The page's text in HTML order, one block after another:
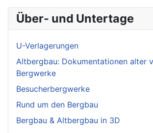
Über- und Untertage
U-Verlagerungen
Altbergbau: Dokumentationen alter
Bergwerke
Besucherbergwerke
Rund um den Bergbau
Bergbau & Altbergbau in 3D